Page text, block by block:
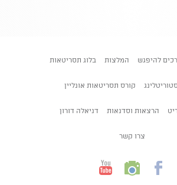
להיפגש המלצות בלוג תסריטאות
קורס תסריטאות אונליין
הרצאות וסדנאות דניאלה דורון
צרו קשר